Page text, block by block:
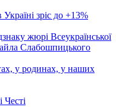
Україні зріс до +13%
жюрі Всеукраїнської
Слабошпицького
у родинах, у наших
Честі